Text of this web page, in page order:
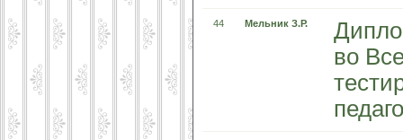
44 Мельник З.Р.
во